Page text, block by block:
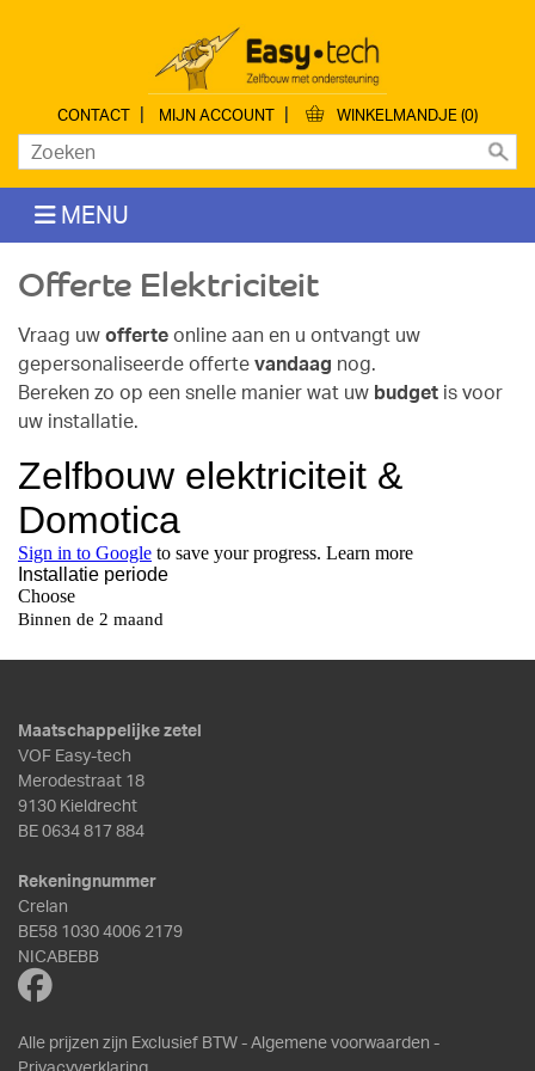
CONTACT | MIJN ACCOUNT | WINKELMANDJE (0)
MENU
Offerte Elektriciteit
Vraag uw offerte online aan en u ontvangt uw
gepersonaliseerde offerte vandaag nog.
Bereken zo op een snelle manier wat uw budget is voor
uw installatie.
Maatschappelijke zetel
VOF Easy-tech
Merodestraat 18
9130 Kieldrecht
BE 0634 817 884
Rekeningnummer
Crelan
BE58 1030 4006 2179
NICABEBB
Alle prijzen zijn Exclusief BTW -Algemene voorwaarden -